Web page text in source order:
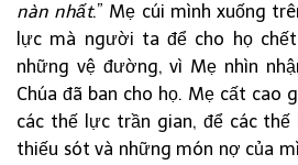
nàn nhất.” Mẹ cúi mình xuống
lực mà người ta để cho họ
những vệ đường, vì Mẹ nhìn
Chúa đã ban cho họ. Mẹ cất cao
các thế lực trần gian, để các thế
thiếu sót và những món nợ của